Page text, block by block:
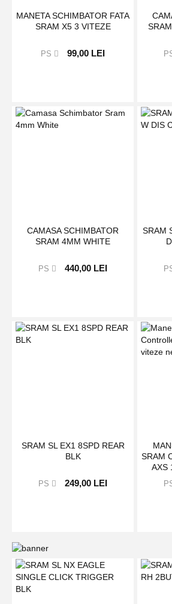
MANETA SCHIMBATOR FATA
SRAM X5 3 VITEZE
PS 99,00 LEI
CAMASA SCHIMBATOR
SRAM 4MM WHITE
PS 440,00 LEI
SRAM
SRAM SL EX1 8SPD REAR
BLK
PS 249,00 LEI
SRAM
AXS